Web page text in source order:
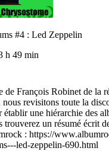
#4 : Led Zeppelin
h 49 min
de François Robinet de la
revisitons toute la
une hiérarchie des
trouverez un résumé écrit
: https://
led-zeppelin-690.html